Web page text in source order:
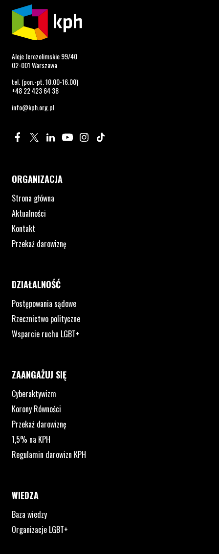
Aleje Jerozolimskie 99/40
02-001 Warszawa
tel. (pon.-pt. 10.00-16.00)
+48 22 423 64 38
info@kph.org.pl
Profil na Facebook. Strona otwiera się w nowym oknie.
Profil na Twitter. Strona otwiera się w nowym oknie.
Profil na LinkedIn. Strona otwiera się w nowym oknie.
Profil na YouTube. Strona otwiera się w nowym
Profil na Instagram. Strona otwiera się
ORGANIZACJA
Strona główna
Aktualności
Kontakt
Przekaż darowiznę
DZIAŁALNOŚĆ
Postępowania sądowe
Rzecznictwo polityczne
Wsparcie ruchu LGBT+
ZAANGAŻUJ SIĘ
Cyberaktywizm
Korony Równości
Przekaż darowiznę
1,5% na KPH
Regulamin darowizn KPH
WIEDZA
Baza wiedzy
Organizacje LGBT+